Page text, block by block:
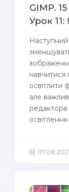
GIMP.
Урок 11:
Наступний
навчитися
освітлити
але
редактора